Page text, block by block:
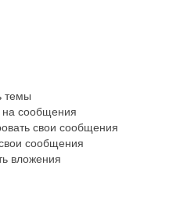
темы
на сообщения
свои сообщения
сообщения
вложения